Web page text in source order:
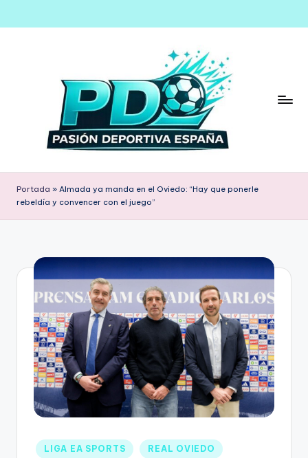
Saltar
Portada » Almada ya manda en el Oviedo: “Hay que ponerle
rebeldía y convencer con el juego”
LIGA EA SPORTS REAL OVIEDO